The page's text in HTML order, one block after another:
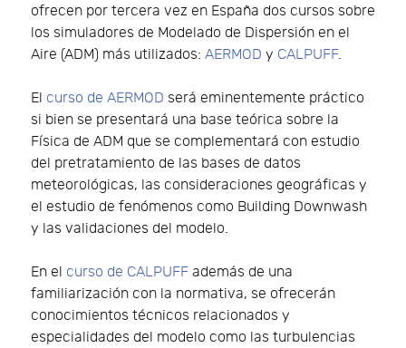
ofrecen por tercera vez en España dos cursos sobre
los simuladores de Modelado de Dispersión en el
Aire (ADM) más utilizados: AERMOD y CALPUFF.
El curso de AERMOD será eminentemente práctico
si bien se presentará una base teórica sobre la
Física de ADM que se complementará con estudio
del pretratamiento de las bases de datos
meteorológicas, las consideraciones geográficas y
el estudio de fenómenos como Building Downwash
y las validaciones del modelo.
En el curso de CALPUFF además de una
familiarización con la normativa, se ofrecerán
conocimientos técnicos relacionados y
especialidades del modelo como las turbulencias